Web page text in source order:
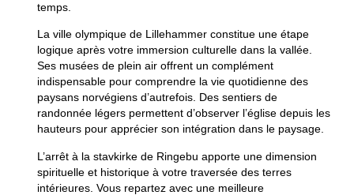
temps.
La ville olympique de Lillehammer constitue une étape
logique après votre immersion culturelle dans la vallée.
Ses musées de plein air offrent un complément
indispensable pour comprendre la vie quotidienne des
paysans norvégiens d’autrefois. Des sentiers de
randonnée légers permettent d’observer l’église depuis les
hauteurs pour apprécier son intégration dans le paysage.
L’arrêt à la stavkirke de Ringebu apporte une dimension
spirituelle et historique à votre traversée des terres
intérieures. Vous repartez avec une meilleure